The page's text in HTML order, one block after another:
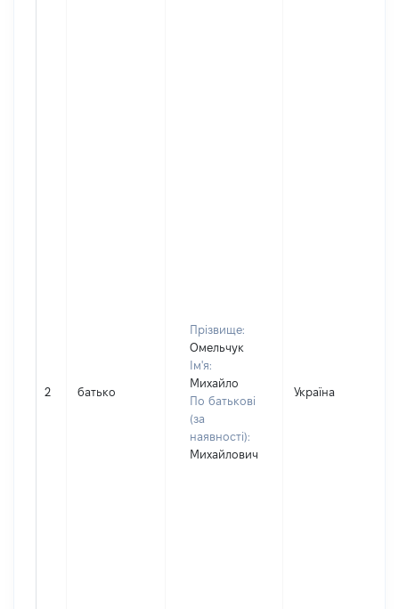
2 батько
Прізвище:
Омельчук
Ім'я:
Михайло
По батькові
(за
наявності):
Михайлович
Україна